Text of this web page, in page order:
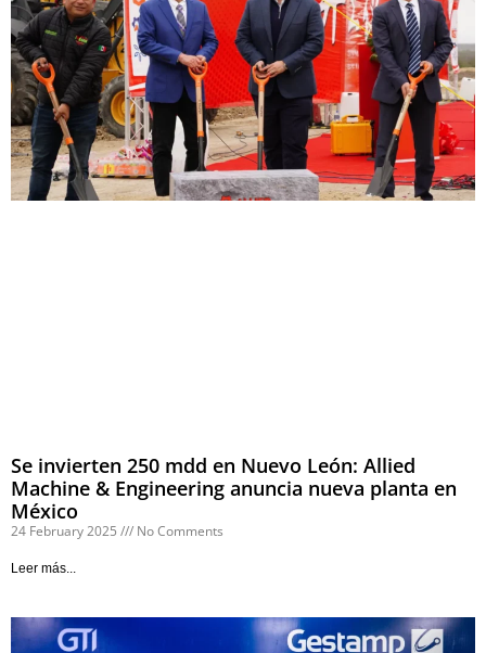
Se invierten 250 mdd en Nuevo León: Allied
Machine & Engineering anuncia nueva planta en
México
24 February 2025 No Comments
Leer más...